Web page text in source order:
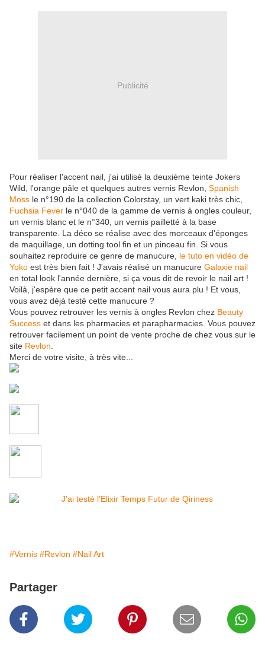
Publicité
Pour réaliser l'accent nail, j'ai utilisé la deuxième teinte Jokers
Wild, l'orange pâle et quelques autres vernis Revlon, Spanish
Moss le n°190 de la collection Colorstay, un vert kaki très chic,
Fuchsia Fever le n°040 de la gamme de vernis à ongles couleur,
un vernis blanc et le n°340, un vernis pailletté à la base
transparente. La déco se réalise avec des morceaux d'éponges
de maquillage, un dotting tool fin et un pinceau fin. Si vous
souhaitez reproduire ce genre de manucure, le tuto en vidéo de
Yoko est très bien fait ! J'avais réalisé un manucure Galaxie nail
en total look l'année dernière, si ça vous dit de revoir le nail art !
Voilà, j'espère que ce petit accent nail vous aura plu ! Et vous,
vous avez déjà testé cette manucure ?
Vous pouvez retrouver les vernis à ongles Revlon chez Beauty
Success et dans les pharmacies et parapharmacies. Vous pouvez
retrouver facilement un point de vente proche de chez vous sur le
site Revlon
Merci de votre visite, à très vite...
#Vernis #Revlon #Nail Art
Partager